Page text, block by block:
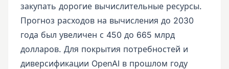
закупать дорогие вычислительные ресурсы.
Прогноз расходов на вычисления до 2030
года был увеличен с 450 до 665 млрд
долларов. Для покрытия потребностей и
диверсификации OpenAI в прошлом году